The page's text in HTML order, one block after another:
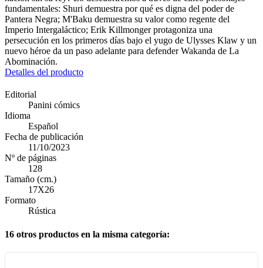
fundamentales: Shuri demuestra por qué es digna del poder de
Pantera Negra; M'Baku demuestra su valor como regente del
Imperio Intergaláctico; Erik Killmonger protagoniza una
persecución en los primeros días bajo el yugo de Ulysses Klaw y un
nuevo héroe da un paso adelante para defender Wakanda de La
Abominación.
Detalles del producto
Editorial
Panini cómics
Idioma
Español
Fecha de publicación
11/10/2023
Nº de páginas
128
Tamaño (cm.)
17X26
Formato
Rústica
16 otros productos en la misma categoría: